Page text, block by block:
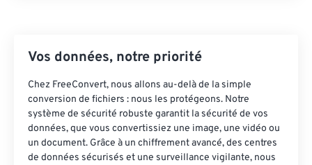
Vos données, notre priorité
Chez FreeConvert, nous allons au-delà de la simple
conversion de fichiers : nous les protégeons. Notre
système de sécurité robuste garantit la sécurité de vos
données, que vous convertissiez une image, une vidéo ou
un document. Grâce à un chiffrement avancé, des centres
de données sécurisés et une surveillance vigilante, nous